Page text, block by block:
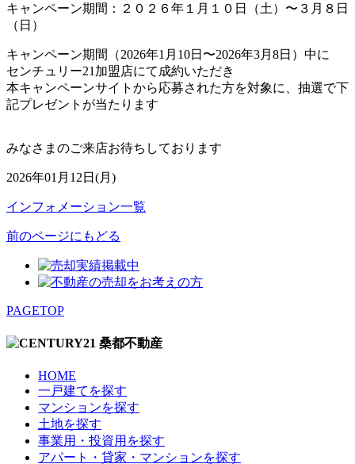
キャンペーン期間：２０２６年１月１０日（土）〜３月８日
（日）
キャンペーン期間（2026年1月10日〜2026年3月8日）中に
センチュリー21加盟店にて成約いただき
本キャンペーンサイトから応募された方を対象に、抽選で下
記プレゼントが当たります
みなさまのご来店お待ちしております
2026年01月12日(月)
インフォメーション一覧
前のページにもどる
PAGETOP
HOME
一戸建てを探す
マンションを探す
土地を探す
事業用・投資用を探す
アパート・貸家・マンションを探す